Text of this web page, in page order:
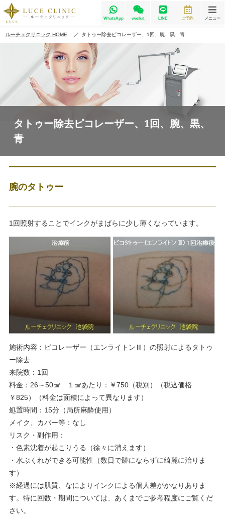
メニュー
ご予約
LINE
wechat
WhatsApp
ルーチェクリニック HOME タトゥー除去ピコレーザー、1回、腕、黒、青
タトゥー除去ピコレーザー、1回、腕、黒、
青
腕のタトゥー
1回照射することでインクがまばらに少し薄くなっています。
施術内容：ピコレーザー（エンライトンⅢ）の照射によるタトゥ
ー除去
来院数：1回
料金：26～50㎠ １㎠あたり：￥750（税別）（税込価格
￥825）（料金は面積によって異なります）
処置時間：15分（局所麻酔使用）
メイク、カバー等：なし
リスク・副作用：
・色素沈着が起こりうる（徐々に消えます）
・水ぶくれができる可能性（数日で跡にならずに綺麗に治りま
す）
※経過には肌質、なによりインクによる個人差がかなりありま
す。特に回数・期間については、あくまでご参考程度にご覧くだ
さい。